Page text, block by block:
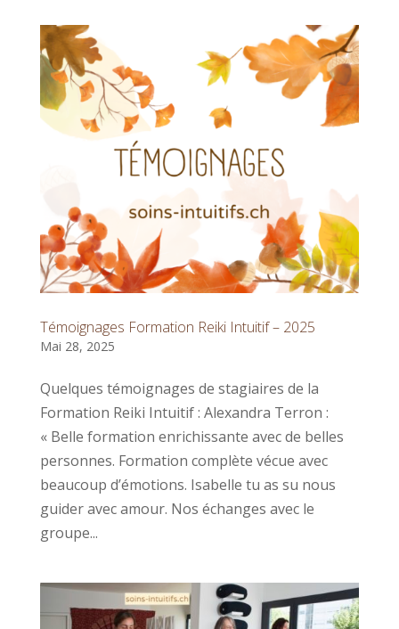
Témoignages Formation Reiki Intuitif – 2025
Mai 28, 2025
Quelques témoignages de stagiaires de la
Formation Reiki Intuitif : Alexandra Terron :
« Belle formation enrichissante avec de belles
personnes. Formation complète vécue avec
beaucoup d’émotions. Isabelle tu as su nous
guider avec amour. Nos échanges avec le
groupe...